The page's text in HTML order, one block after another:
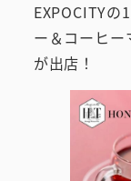
EXPOCITYの
ー＆コーヒ
が出店！